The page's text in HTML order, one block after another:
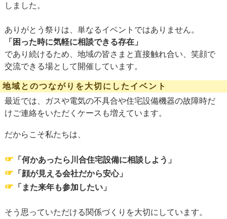
しました。
ありがとう祭りは、単なるイベントではありません。
「困った時に気軽に相談できる存在」
であり続けるため、地域の皆さまと直接触れ合い、笑顔で
交流できる場として開催しています。
地域とのつながりを大切にしたイベント
最近では、ガスや電気の不具合や住宅設備機器の故障時だ
けご連絡をいただくケースも増えています。
だからこそ私たちは、
☞ 「何かあったら川合住宅設備に相談しよう」
☞ 「顔が見える会社だから安心」
☞ 「また来年も参加したい」
そう思っていただける関係づくりを大切にしています。